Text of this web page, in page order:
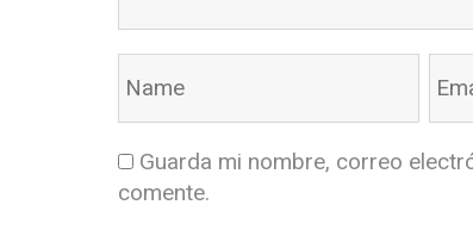
Guarda mi nombre, correo
comente.